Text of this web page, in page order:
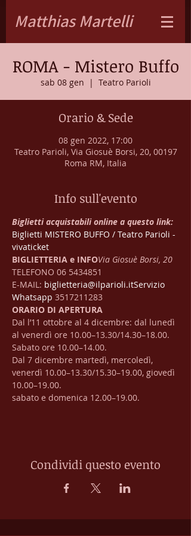
Matthias Martelli
ROMA - Mistero Buffo
sab 08 gen
  |
Teatro Parioli
Orario & Sede
08 gen 2022, 17:00
Teatro Parioli, Via Giosuè Borsi, 20, 00197
Roma RM, Italia
Info sull'evento
Biglietti acquistabili online a questo link:
Biglietti MISTERO BUFFO / Teatro Parioli -
vivaticket
BIGLIETTERIA e INFOVia Giosuè Borsi, 20
TELEFONO 06 5434851
E-MAIL: biglietteria@ilparioli.itServizio
Whatsapp 3517211283
ORARIO DI APERTURA
Dal l’11 ottobre al 4 dicembre: dal lunedì
al venerdì ore 10.00–13.30/14.30–18.00.
Sabato ore 10.00–14.00.
Dal 7 dicembre martedì, mercoledì,
venerdì 10.00–13.30/15.30–19.00, giovedì
10.00–19.00.
sabato e domenica 12.00–19.00.
Condividi questo evento